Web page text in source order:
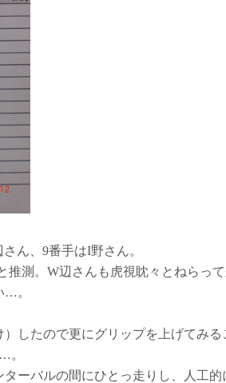
ん、9番手はI野さん。
推測。W辺さんも虎視眈々とねらっ
…。
したので更にグリップを上げてみる
。
ーバルの間にひとっ走りし、人工的